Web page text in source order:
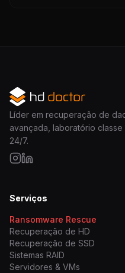
Líder em recuperação de
avançada, laboratório
24/7.
Serviços
Ransomware Rescue
Recuperação de HD
Recuperação de SSD
Sistemas RAID
Servidores & VMs